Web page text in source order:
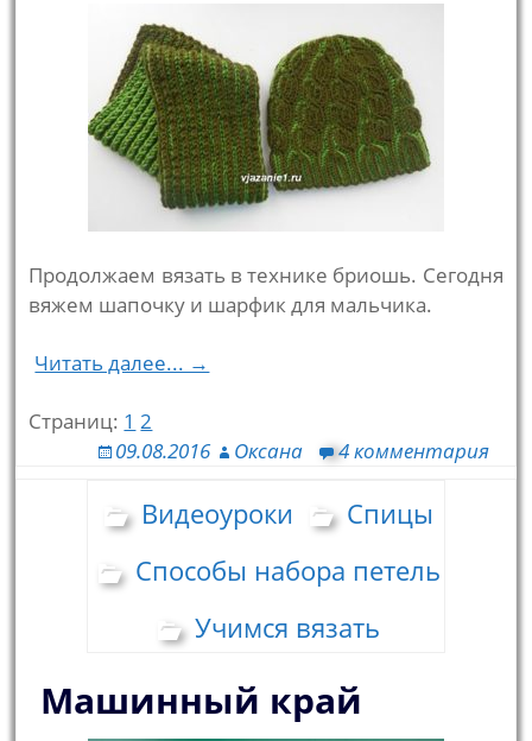
Продолжаем вязать в технике бриошь. Сегодня
вяжем шапочку и шарфик для мальчика.
Читать далее... →
Страниц: 1 2
09.08.2016
Оксана 4 комментария
Видеоуроки
Спицы
Способы набора петель
Учимся вязать
Машинный край